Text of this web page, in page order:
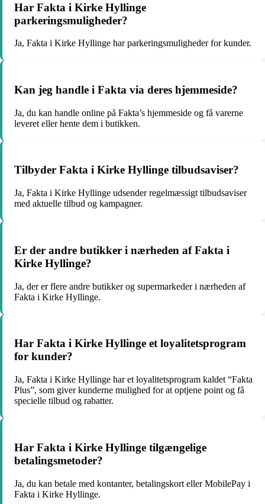
Har Fakta i Kirke Hyllinge
parkeringsmuligheder?
Ja, Fakta i Kirke Hyllinge har parkeringsmuligheder for kunder.
Kan jeg handle i Fakta via deres hjemmeside?
Ja, du kan handle online på Fakta’s hjemmeside og få varerne
leveret eller hente dem i butikken.
Tilbyder Fakta i Kirke Hyllinge tilbudsaviser?
Ja, Fakta i Kirke Hyllinge udsender regelmæssigt tilbudsaviser
med aktuelle tilbud og kampagner.
Er der andre butikker i nærheden af Fakta i
Kirke Hyllinge?
Ja, der er flere andre butikker og supermarkeder i nærheden af
Fakta i Kirke Hyllinge.
Har Fakta i Kirke Hyllinge et loyalitetsprogram
for kunder?
Ja, Fakta i Kirke Hyllinge har et loyalitetsprogram kaldet “Fakta
Plus”, som giver kunderne mulighed for at optjene point og få
specielle tilbud og rabatter.
Har Fakta i Kirke Hyllinge tilgængelige
betalingsmetoder?
Ja, du kan betale med kontanter, betalingskort eller MobilePay i
Fakta i Kirke Hyllinge.